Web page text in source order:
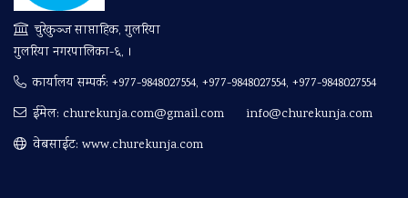
चुरेकुञ्ज साप्ताहिक, गुलरिया
गुलरिया नगरपालिका-६, ।
कार्यालय सम्पर्क: +977-9848027554, +977-9848027554, +977-9848027554
ईमेल: churekunja.com@gmail.com
info@churekunja.com
वेबसाईट: www.churekunja.com